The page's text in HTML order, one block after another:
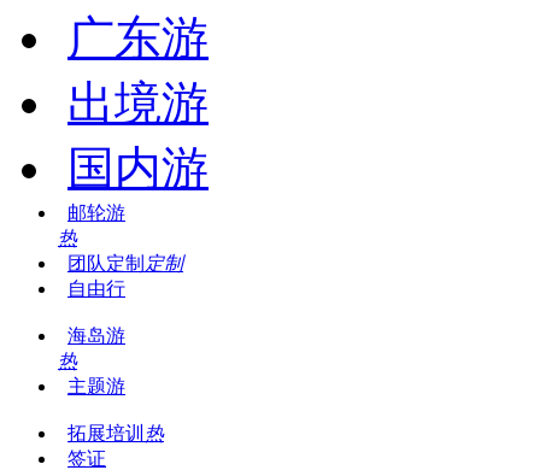
广东游
出境游
国内游
邮轮游
热
团队定制 定制
自由行
海岛游
热
主题游
拓展培训 热
签证